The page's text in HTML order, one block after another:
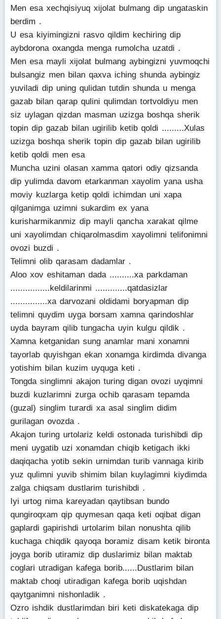
Men esa xechqisiyuq xijolat bulmang dip ungataskin
berdim .
U esa kiyimingizni rasvo qildim kechiring dip
aybdorona oxangda menga rumolcha uzatdi .
Men esa mayli xijolat bulmang aybingizni yuvmoqchi
bulsangiz men bilan qaxva iching shunda aybingiz
yuviladi dip uning qulidan tutdin shunda u menga
gazab bilan qarap qulini qulimdan tortvoldiyu men
siz uylagan qizdan masman uzizga boshqa sherik
topin dip gazab bilan ugirilib ketib qoldi .........Xulas
uzizga boshqa sherik topin dip gazab bilan ugirilib
ketib qoldi men esa
Muncha uzini olasan xamma qatori odiy qizsanda
dip yulimda davom etarkanman xayolim yana usha
moviy kuzlarga ketip qoldi ichimdan uni xapa
qilganimga uzimni sukardim ex yana
kurisharmikanmiz dip mayli qancha xarakat qilme
uni xayolimdan chiqarolmasdim xayolimni telifonimni
ovozi buzdi .
Telimni olib qarasam dadamlar .
Aloo xov eshitaman dada ..........xa parkdaman
................keldilarinmi .............qatdasizlar
...............xa darvozani oldidami boryapman dip
telimni quydim uyga borsam xamna qarindoshlar
uyda bayram qilib tungacha uyin kulgu qildik .
Xamna ketganidan sung anamlar mani xonamni
tayorlab quyishgan ekan xonamga kirdimda divanga
yotishim bilan kuzim uyquga keti .
Tongda singlimni akajon turing digan ovozi uyqimni
buzdi kuzlarimni zurga ochib qarasam tepamda
(guzal) singlim turardi xa asal singlim didim
gurilagan ovozda .
Akajon turing urtolariz keldi ostonada turishibdi dip
meni uygatib uzi xonamdan chiqib ketigach ikki
daqiqacha yotib sekin urnimdan turib vannaga kirib
yuz qulimni yuvib shimim bilan kuylagimni kiydimda
zalga chiqsam dustlarim turishibdi .
Iyi urtog nima kareyadan qaytibsan bundo
qungiroqxam qip quymesan qaqa keti oqibat digan
gaplardi gapirishdi urtolarim bilan nonushta qilib
kuchaga chiqdik qayoqa boramiz disam ketik bironta
joyga borib utiramiz dip duslarimiz bilan maktab
coglari utradigan kafega borib......Dustlarim bilan
maktab choqi utiradigan kafega borib uqishdan
qaytganimni nishonladik .
Ozro ishdik dustlarimdan biri keti diskatekaga dip